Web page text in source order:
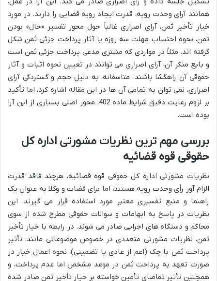
همانند آرای وحدت رویه، قدرت ایجاد رویه قضایی را دارند. در مورد
خیار تأخیر ثمن، آرای اصراری غالباً حول محور تفسیر «حال» بودن
ثمن، نحوه احتساب مهلت سه روزه یا آثار پرداخت جزئی ثمن شکل
گرفته اند. مثلاً در مواردی که مشتری مدعی پرداخت جزئی ثمن است
و بایع منکر آن، آرای اصراری می توانند در تعیین نحوه اثبات و آثار
حقوقی آن راهگشا باشند. متاسفانه، به دلیل حجم و گستردگی آرای
اصراری، نمی توان به تمامی آن ها در این مقاله اشاره کرد، اما تأکید
بر لزوم رعایت دقیق شرایط ماده 402، محور اصلی بسیاری از این آرا
بوده است.
بررسی مهم ترین نظریات مشورتی اداره کل
حقوقی قوه قضائیه
نظریات مشورتی اداره کل حقوقی قوه قضائیه، هرچند فاقد قدرت
الزام آور رأی وحدت رویه هستند، اما برای قضات و وکلا به عنوان یک
راهنما و منبع تفسیری معتبر مورد استفاده قرار می گیرند. این
نظریات در پاسخ به ابهامات و سوالات حقوقی مطرح شده از سوی
محاکم و دستگاه های اجرایی صادر می شوند. در رابطه با خیار تأخیر
ثمن، نظریات مشورتی متعددی در خصوص موضوعاتی مانند: تأثیر
پرداخت ثمن با چک (اعم از عادی یا تضمینی)، نحوه اعمال خیار در
صورت تعهد به پرداخت ثمن در موعد مشخص اما عدم پرداخت، و
همچنین تأثیر تقاضای تأمین خواسته بر خیار تأخیر ثمن صادر شده